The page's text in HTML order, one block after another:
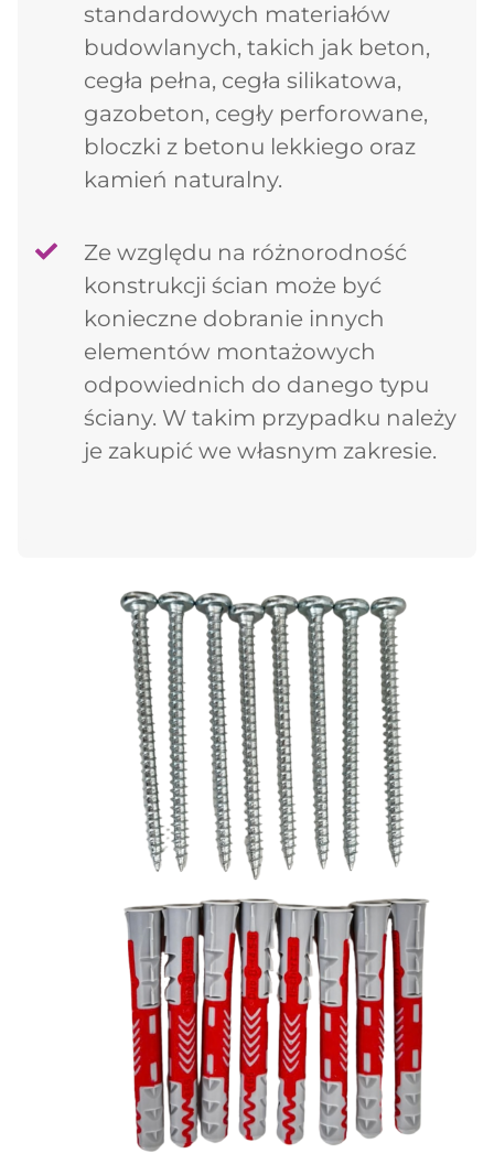
standardowych materiałów
budowlanych, takich jak beton,
cegła pełna, cegła silikatowa,
gazobeton, cegły perforowane,
bloczki z betonu lekkiego oraz
kamień naturalny.
Ze względu na różnorodność
konstrukcji ścian może być
konieczne dobranie innych
elementów montażowych
odpowiednich do danego typu
ściany. W takim przypadku należy
je zakupić we własnym zakresie.